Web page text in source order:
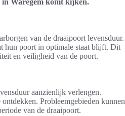
Waregem komt kijken.
van de draaipoort levensduur.
hun poort in optimale staat blijft. Dit
en veiligheid van de poort.
aanzienlijk verlengen.
Probleemgebieden kunnen
van de draaipoort.